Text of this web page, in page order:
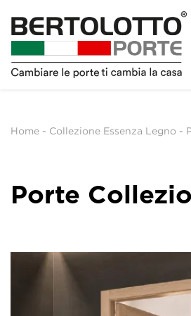
Home - Collezione Essenza Legno -
Porte